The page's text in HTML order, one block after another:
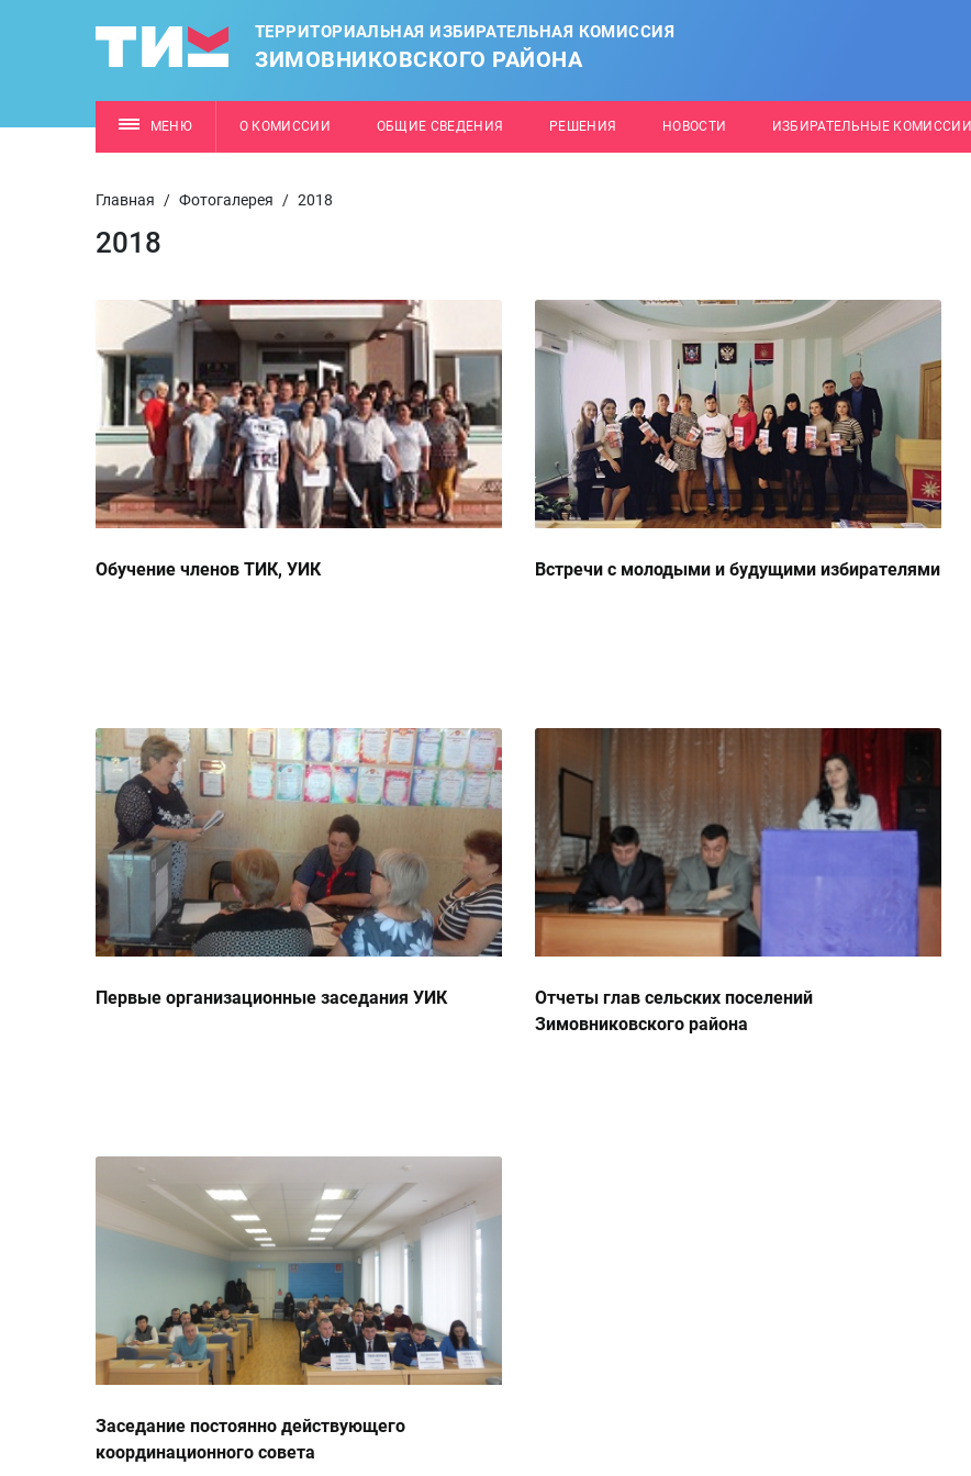
ТЕРРИТОРИАЛЬНАЯ ИЗБИРАТЕЛЬНАЯ КОМИССИЯ
ЗИМОВНИКОВСКОГО РАЙОНА
МЕНЮ О КОМИССИИ ОБЩИЕ СВЕДЕНИЯ РЕШЕНИЯ НОВОСТИ ИЗБИРАТЕЛЬНЫЕ КОМИССИИ
Главная / Фотогалерея / 2018
2018
Обучение членов ТИК, УИК Встречи с молодыми и будущими избирателями
Первые организационные заседания УИК
Отчеты глав сельских поселений
Зимовниковского района
Заседание постоянно действующего
координационного совета